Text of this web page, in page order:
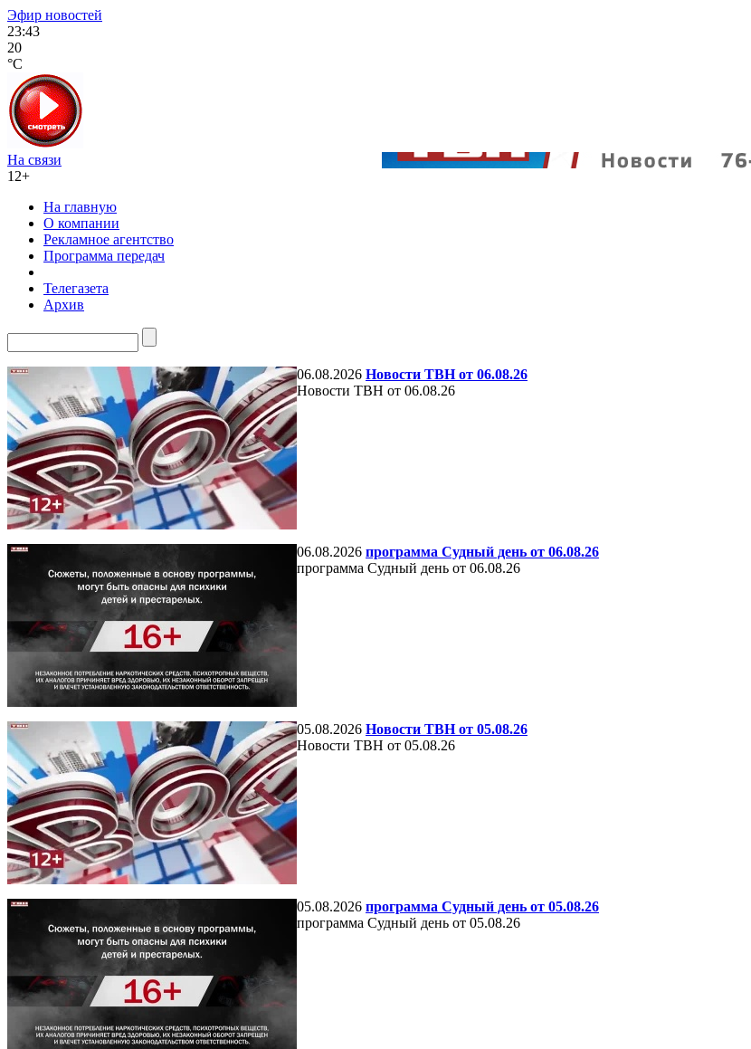
Эфир новостей
23:43
20
°C
На связи
12+
На главную
О компании
Рекламное агентство
Программа передач
Телегазета
Архив
06.08.2026 Новости ТВН от 06.08.26
Новости ТВН от 06.08.26
06.08.2026 программа Судный день от 06.08.26
программа Судный день от 06.08.26
05.08.2026 Новости ТВН от 05.08.26
Новости ТВН от 05.08.26
05.08.2026 программа Судный день от 05.08.26
программа Судный день от 05.08.26